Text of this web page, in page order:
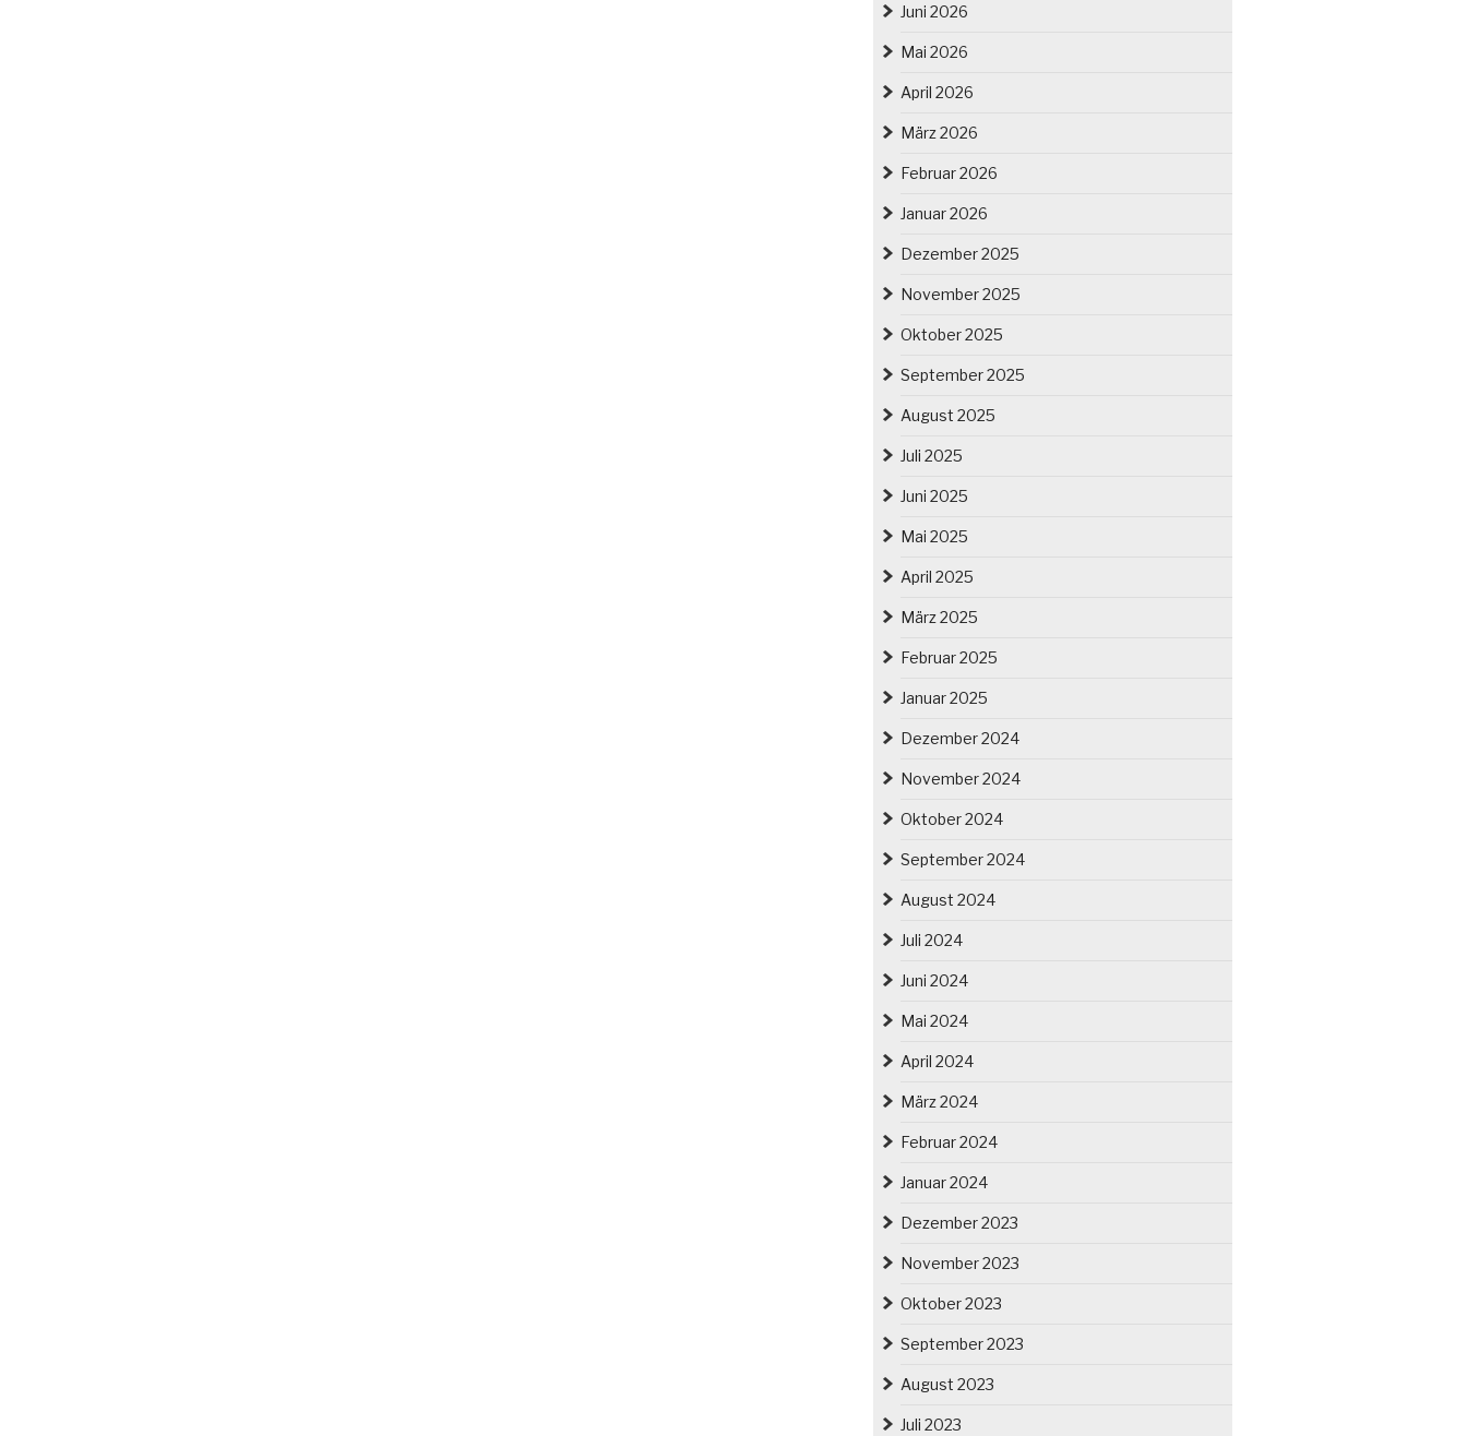
Juni 2026
Mai 2026
April 2026
März 2026
Februar 2026
Januar 2026
Dezember 2025
November 2025
Oktober 2025
September 2025
August 2025
Juli 2025
Juni 2025
Mai 2025
April 2025
März 2025
Februar 2025
Januar 2025
Dezember 2024
November 2024
Oktober 2024
September 2024
August 2024
Juli 2024
Juni 2024
Mai 2024
April 2024
März 2024
Februar 2024
Januar 2024
Dezember 2023
November 2023
Oktober 2023
September 2023
August 2023
Juli 2023